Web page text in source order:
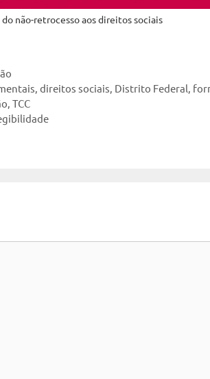
não-retrocesso aos direitos sociais
,direitos sociais Distrito Federal
TCC